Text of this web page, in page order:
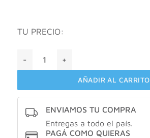
TU PRECIO:
AÑADIR AL CARRITO
ENVIAMOS TU COMPRA
Entregas a todo el país.
PAGÁ COMO QUIERAS